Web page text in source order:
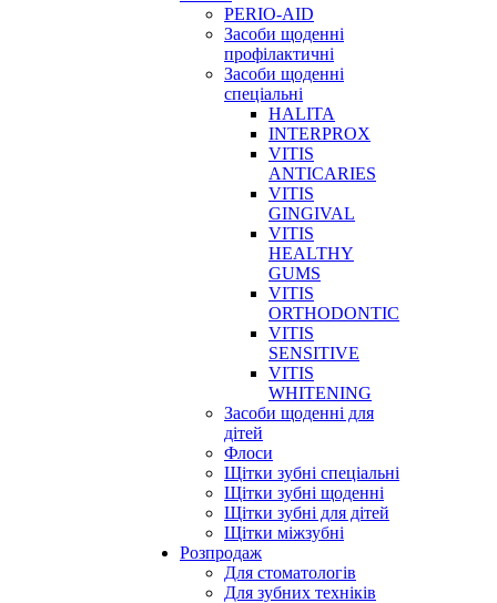
PERIO-AID
Засоби щоденні
профілактичні
Засоби щоденні
спеціальні
HALITA
INTERPROX
VITIS
ANTICARIES
VITIS
GINGIVAL
VITIS
HEALTHY
GUMS
VITIS
ORTHODONTIC
VITIS
SENSITIVE
VITIS
WHITENING
Засоби щоденні для
дітей
Флоси
Щітки зубні спеціальні
Щітки зубні щоденні
Щітки зубні для дітей
Щітки міжзубні
Розпродаж
Для стоматологів
Для зубних техніків